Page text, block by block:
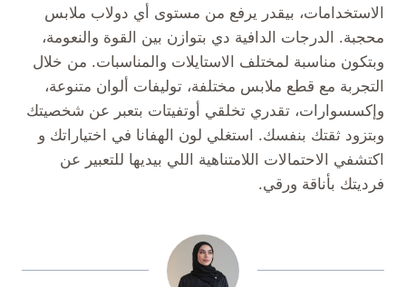
الاستخدامات، بيقدر يرفع من مستوى أي دولاب ملابس
محجبة. الدرجات الدافية دي بتوازن بين القوة والنعومة،
وبتكون مناسبة لمختلف الاستايلات والمناسبات. من خلال
التجربة مع قطع ملابس مختلفة، توليفات ألوان متنوعة،
وإكسسوارات، تقدري تخلقي أوتفيتات بتعبر عن شخصيتك
وبتزود ثقتك بنفسك. استغلي لون الهفانا في اختياراتك و
اكتشفي الاحتمالات اللامتناهية اللي بيديها للتعبير عن
فرديتك بأناقة ورقي.